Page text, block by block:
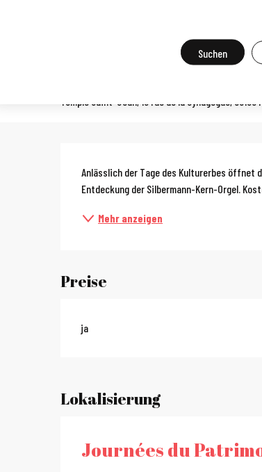
Suche
Journées du
Temple Saint-Jean, 10 rue de la Synagogue, 68100
Anlässlich der Tage des Kulturerbes öffnet
Entdeckung der Silbermann-Kern-Orgel.
Mehr anzeigen
Preise
ja
Lokalisierung
Journées du